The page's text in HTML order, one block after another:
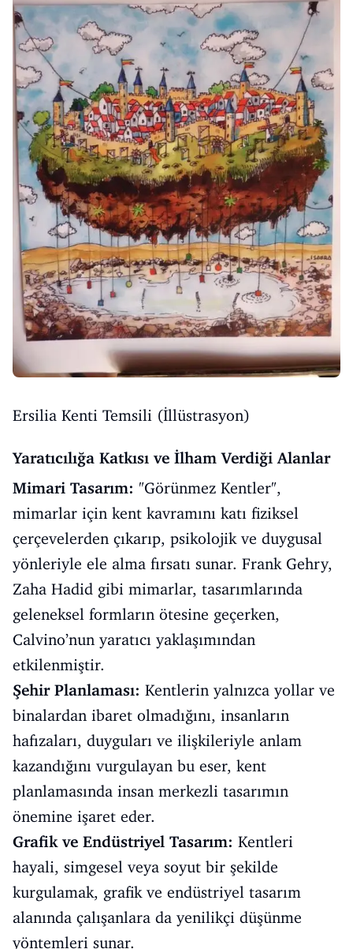
Ersilia Kenti Temsili (İllüstrasyon)
Yaratıcılığa Katkısı ve İlham Verdiği Alanlar
Mimari Tasarım: "Görünmez Kentler",
mimarlar için kent kavramını katı fiziksel
çerçevelerden çıkarıp, psikolojik ve duygusal
yönleriyle ele alma fırsatı sunar. Frank Gehry,
Zaha Hadid gibi mimarlar, tasarımlarında
geleneksel formların ötesine geçerken,
Calvino’nun yaratıcı yaklaşımından
etkilenmiştir.
Şehir Planlaması: Kentlerin yalnızca yollar ve
binalardan ibaret olmadığını, insanların
hafızaları, duyguları ve ilişkileriyle anlam
kazandığını vurgulayan bu eser, kent
planlamasında insan merkezli tasarımın
önemine işaret eder.
Grafik ve Endüstriyel Tasarım: Kentleri
hayali, simgesel veya soyut bir şekilde
kurgulamak, grafik ve endüstriyel tasarım
alanında çalışanlara da yenilikçi düşünme
yöntemleri sunar.